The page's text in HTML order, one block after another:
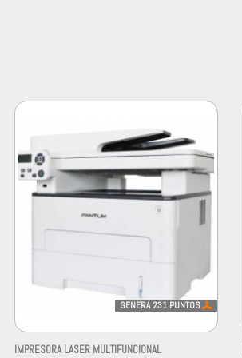
GENERA231 PUNTOS
IMPRESORA LASER MULTIFUNCIONAL